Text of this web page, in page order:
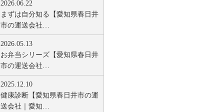
2026.06.22
まずは自分知る【愛知県春日井
市の運送会社…
2026.05.13
お弁当シリーズ【愛知県春日井
市の運送会社…
2025.12.10
健康診断【愛知県春日井市の運
送会社｜愛知…